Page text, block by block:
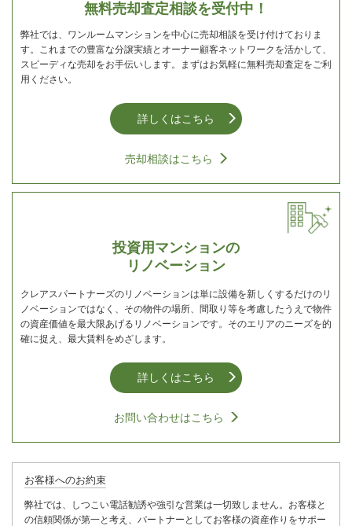
無料売却査定相談を受付中！
弊社では、ワンルームマンションを中心に売却相談を受け付けておりま
す。これまでの豊富な分譲実績とオーナー顧客ネットワークを活かして、
スピーディな売却をお手伝いします。まずはお気軽に無料売却査定をご利
用ください。
詳しくはこちら
売却相談はこちら
投資用マンションの
リノベーション
クレアスパートナーズのリノベーションは単に設備を新しくするだけのリ
ノベーションではなく、その物件の場所、間取り等を考慮したうえで物件
の資産価値を最大限あげるリノベーションです。そのエリアのニーズを的
確に捉え、最大賃料をめざします。
詳しくはこちら
お問い合わせはこちら
お客様へのお約束
弊社では、しつこい電話勧誘や強引な営業は一切致しません。お客様と
の信頼関係が第一と考え、パートナーとしてお客様の資産作りをサポー